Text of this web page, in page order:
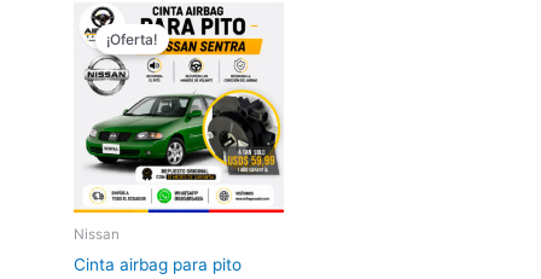
¡Oferta!
Nissan
Cinta airbag para pito
precio
original
era:
$79,99.
El
precio
actual
es:
$59,99.